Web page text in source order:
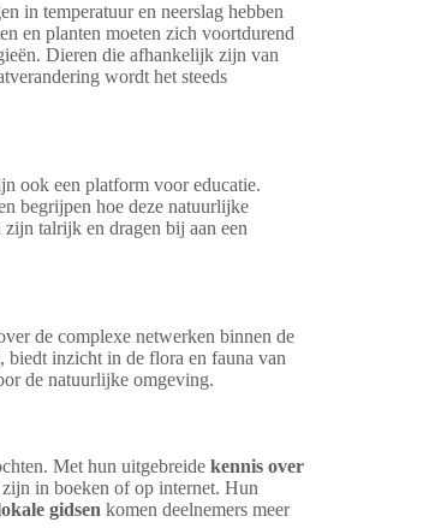
in temperatuur en neerslag hebben
en planten moeten zich voortdurend
Dieren die afhankelijk zijn van
wordt het steeds
ook een platform voor educatie.
begrijpen hoe deze natuurlijke
zijn talrijk en dragen bij aan een
de complexe netwerken binnen de
biedt inzicht in de flora en fauna van
de natuurlijke omgeving.
Met hun uitgebreide kennis over
in boeken of op internet. Hun
gidsen komen deelnemers meer